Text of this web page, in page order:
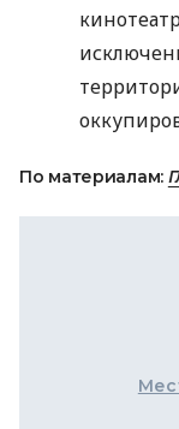
По материалам: